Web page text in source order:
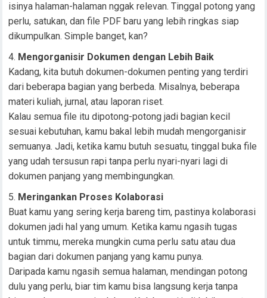
isinya halaman-halaman nggak relevan. Tinggal potong yang
perlu, satukan, dan file PDF baru yang lebih ringkas siap
dikumpulkan. Simple banget, kan?
Mengorganisir Dokumen dengan Lebih Baik
Kadang, kita butuh dokumen-dokumen penting yang terdiri
dari beberapa bagian yang berbeda. Misalnya, beberapa
materi kuliah, jurnal, atau laporan riset.
Kalau semua file itu dipotong-potong jadi bagian kecil
sesuai kebutuhan, kamu bakal lebih mudah mengorganisir
semuanya. Jadi, ketika kamu butuh sesuatu, tinggal buka file
yang udah tersusun rapi tanpa perlu nyari-nyari lagi di
dokumen panjang yang membingungkan.
Meringankan Proses Kolaborasi
Buat kamu yang sering kerja bareng tim, pastinya kolaborasi
dokumen jadi hal yang umum. Ketika kamu ngasih tugas
untuk timmu, mereka mungkin cuma perlu satu atau dua
bagian dari dokumen panjang yang kamu punya.
Daripada kamu ngasih semua halaman, mendingan potong
dulu yang perlu, biar tim kamu bisa langsung kerja tanpa